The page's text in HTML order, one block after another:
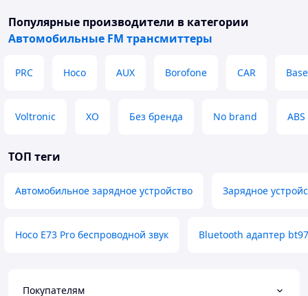
Популярные производители в категории
Автомобильные FM трансмиттеры
PRC Hoco AUX Borofone CAR
Voltronic XO Без бренда No brand ABS
ТОП теги
Автомобильное зарядное устройство Зарядное
Hoco E73 Pro беспроводной звук Bluetooth адаптер
Покупателям